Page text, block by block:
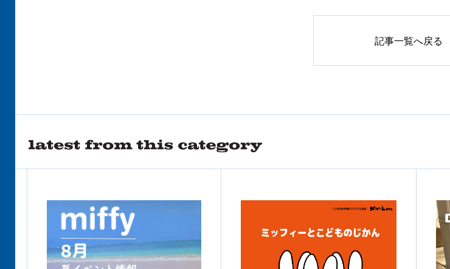
記事一覧へ戻る